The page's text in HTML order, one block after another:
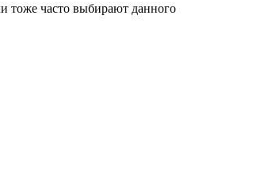
тоже часто выбирают данного